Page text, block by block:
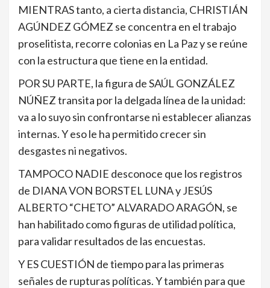
MIENTRAS tanto, a cierta distancia, CHRISTIÁN
AGÚNDEZ GÓMEZ se concentra en el trabajo
proselitista, recorre colonias en La Paz y se reúne
con la estructura que tiene en la entidad.
POR SU PARTE, la figura de SAÚL GONZÁLEZ
NÚÑEZ transita por la delgada línea de la unidad:
va a lo suyo sin confrontarse ni establecer alianzas
internas. Y eso le ha permitido crecer sin
desgastes ni negativos.
TAMPOCO NADIE desconoce que los registros
de DIANA VON BORSTEL LUNA y JESÚS
ALBERTO “CHETO” ALVARADO ARAGÓN, se
han habilitado como figuras de utilidad política,
para validar resultados de las encuestas.
Y ES CUESTIÓN de tiempo para las primeras
señales de rupturas políticas. Y también para que